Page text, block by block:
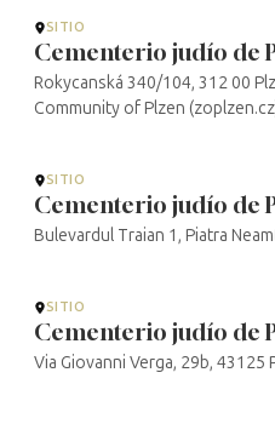
SITIO
Cementerio judío de
Rokycanská 340/104, 312 00
Community of Plzen
SITIO
Cementerio judío de
Bulevardul Traian 1, Piatra
SITIO
Cementerio judío de
Via Giovanni Verga, 29b, 43125